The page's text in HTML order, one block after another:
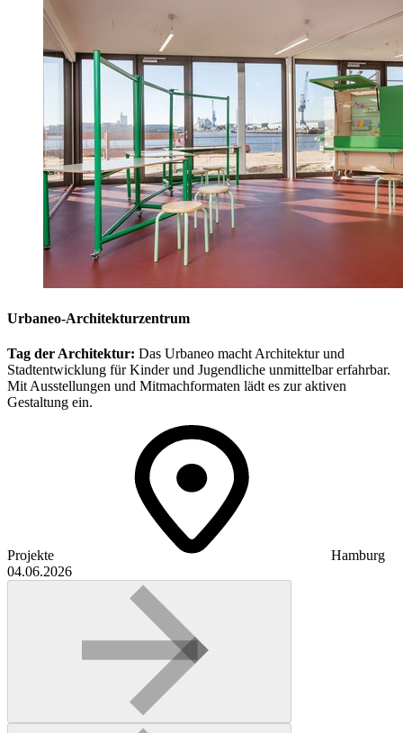
Urbaneo-Architekturzentrum
Tag der Architektur: Das Urbaneo macht Architektur und
Stadtentwicklung für Kinder und Jugendliche unmittelbar erfahrbar.
Mit Ausstellungen und Mitmachformaten lädt es zur aktiven
Gestaltung ein.
Projekte
Hamburg
04.06.2026